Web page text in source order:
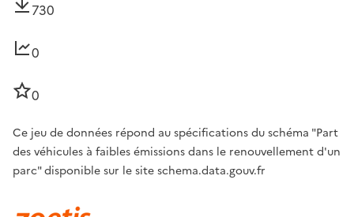
730
0
0
Ce jeu de données répond au spécifications du schéma "Part
des véhicules à faibles émissions dans le renouvellement d'un
parc" disponible sur le site schema.data.gouv.fr